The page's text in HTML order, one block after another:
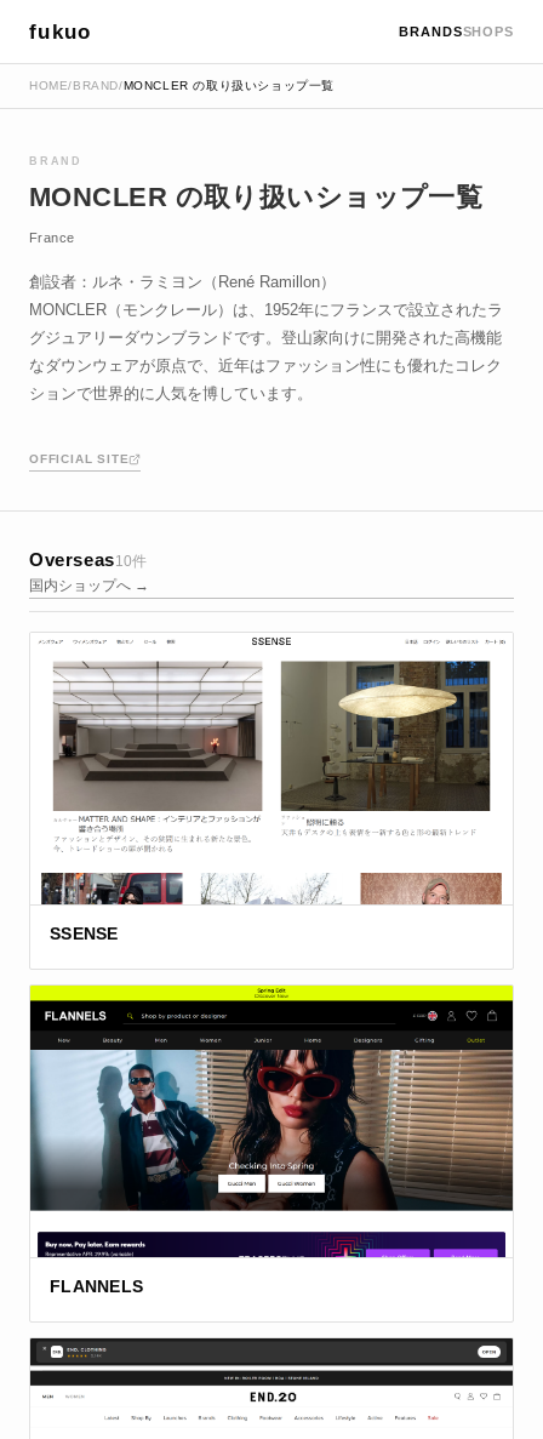
fukuo BRANDSSHOPS
HOME/BRAND/MONCLER の取り扱いショップ一覧
BRAND
MONCLER の取り扱いショップ一覧
France
創設者：ルネ・ラミヨン（René Ramillon）
MONCLER（モンクレール）は、1952年にフランスで設立されたラ
グジュアリーダウンブランドです。登山家向けに開発された高機能
なダウンウェアが原点で、近年はファッション性にも優れたコレク
ションで世界的に人気を博しています。
OFFICIAL SITE
Overseas10件
国内ショップへ →
SSENSE
FLANNELS